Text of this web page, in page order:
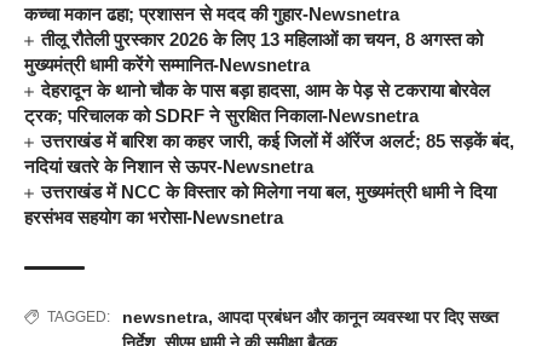
कच्चा मकान ढहा; प्रशासन से मदद की गुहार-Newsnetra
तीलू रौतेली पुरस्कार 2026 के लिए 13 महिलाओं का चयन, 8 अगस्त को
मुख्यमंत्री धामी करेंगे सम्मानित-Newsnetra
देहरादून के थानो चौक के पास बड़ा हादसा, आम के पेड़ से टकराया बोरवेल
ट्रक; परिचालक को SDRF ने सुरक्षित निकाला-Newsnetra
उत्तराखंड में बारिश का कहर जारी, कई जिलों में ऑरेंज अलर्ट; 85 सड़कें बंद,
नदियां खतरे के निशान से ऊपर-Newsnetra
उत्तराखंड में NCC के विस्तार को मिलेगा नया बल, मुख्यमंत्री धामी ने दिया
हरसंभव सहयोग का भरोसा-Newsnetra
TAGGED: newsnetra, आपदा प्रबंधन और कानून व्यवस्था पर दिए सख्त
निर्देश,सीएम धामी ने की समीक्षा बैठक